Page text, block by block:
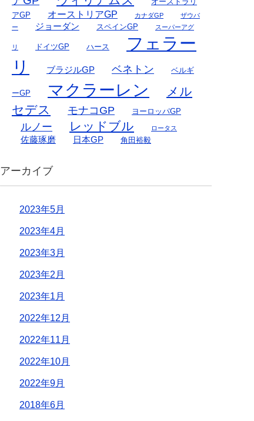
アGP
オーストリアGP カナダGP
ザウバ
ー
ジョーダン スペインGP スーパーアグ
リ ドイツGP ハース
フェラー
リ
ブラジルGP ベネトン ベルギ
ーGP マクラーレン
メル
セデス
モナコGP ヨーロッパGP
ルノー レッドブル ロータス
佐藤琢磨 日本GP 角田裕毅
アーカイブ
2023年5月
2023年4月
2023年3月
2023年2月
2023年1月
2022年12月
2022年11月
2022年10月
2022年9月
2018年6月